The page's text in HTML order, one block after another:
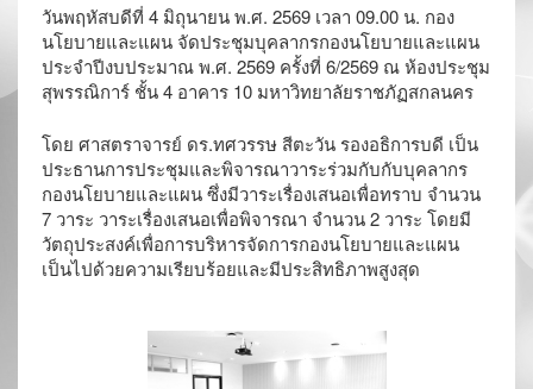
วันพฤหัสบดีที่ 4 มิถุนายน พ.ศ. 2569 เวลา 09.00 น. กอง
นโยบายและแผน จัดประชุมบุคลากรกองนโยบายและแผน
ประจำปีงบประมาณ พ.ศ. 2569 ครั้งที่ 6/2569 ณ ห้องประชุม
สุพรรณิการ์ ชั้น 4 อาคาร 10 มหาวิทยาลัยราชภัฏสกลนคร
โดย ศาสตราจารย์ ดร.ทศวรรษ สีตะวัน รองอธิการบดี เป็น
ประธานการประชุมและพิจารณาวาระร่วมกับกับบุคลากร
กองนโยบายและแผน ซึ่งมีวาระเรื่องเสนอเพื่อทราบ จำนวน
7 วาระ วาระเรื่องเสนอเพื่อพิจารณา จำนวน 2 วาระ โดยมี
วัตถุประสงค์เพื่อการบริหารจัดการกองนโยบายและแผน
เป็นไปด้วยความเรียบร้อยและมีประสิทธิภาพสูงสุด